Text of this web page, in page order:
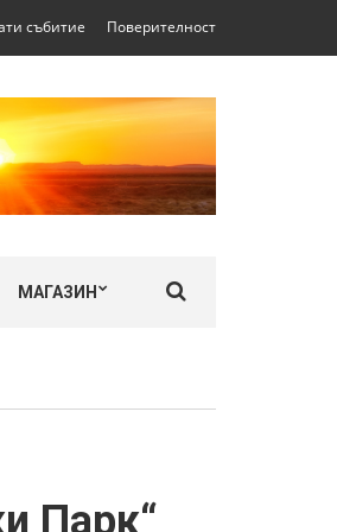
събитие Поверителност
МАГАЗИН
Парк“